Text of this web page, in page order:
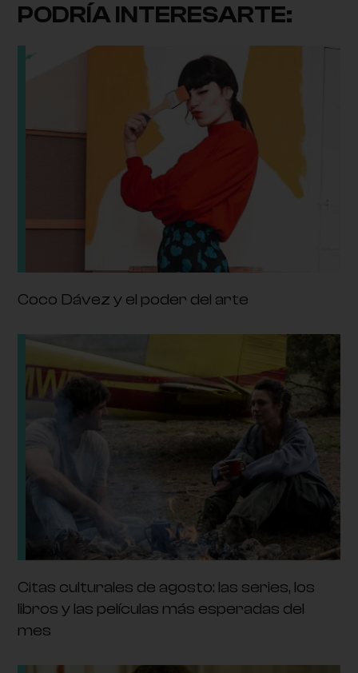
PODRÍA INTERESARTE:
Coco Dávez y el poder del arte
Citas culturales de agosto: las series, los
libros y las películas más esperadas del
mes